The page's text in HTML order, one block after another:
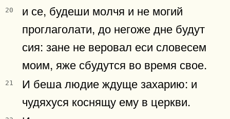
20
и се, будеши молчя и не могий
проглаголати, до негоже дне будут
сия: зане не веровал еси словесем
моим, яже сбудутся во время свое.
21
И беша людие ждуще захарию: и
чудяхуся коснящу ему в церкви.